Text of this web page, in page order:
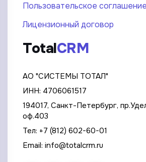
Пользовательское соглашение
Лицензионный договор
TotalCRM
АО "СИСТЕМЫ ТОТАЛ"
ИНН: 4706061517
194017, Санкт-Петербург,
оф.403
Тел: +7 (812) 602-60-01
Email: info@totalcrm.ru